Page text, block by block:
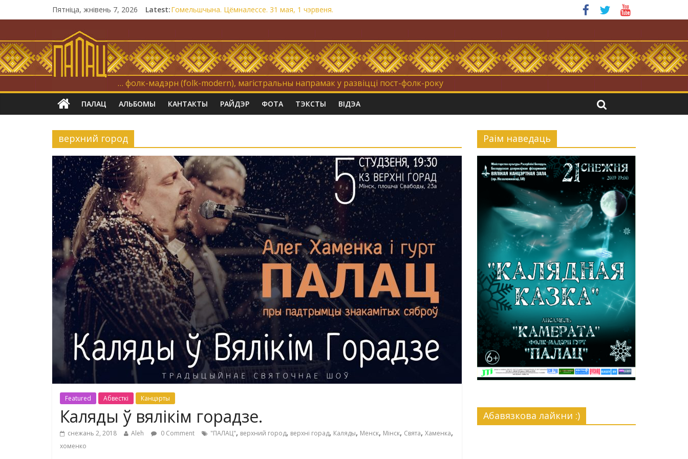
Пятніца, жнівень 7, 2026 Latest:Гомельшчына. Цёмналессе. 31 мая, 1 чэрвеня.
Нічога не дарэмна. Невыносна балюча нараджаецца беларуская палітычная нацыя.
21 снежня
Новы самотнік «Коцік-бомж»
… фолк-мадэрн (folk-modern), магістральны напрамак у развіцці пост-фолк-року
ПАЛАЦ АЛЬБОМЫ КАНТАКТЫ РАЙДЭР ФОТА ТЭКСТЫ ВІДЭА
верхний город
Featured Абвесткі Канцэрты
Каляды ў вялікім горадзе.
снежань 2, 2018 Aleh 0 Comment "ПАЛАЦ", верхний город, верхні горад, Каляды, Менск, Мінск, Свята, Хаменка,
хоменко
Раiм наведаць
Абавязкова лайкни :)